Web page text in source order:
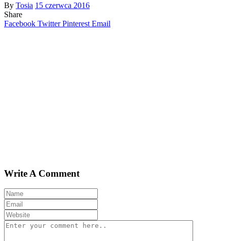
By Tosia 15 czerwca 2016
Share
Facebook Twitter Pinterest Email
Write A Comment